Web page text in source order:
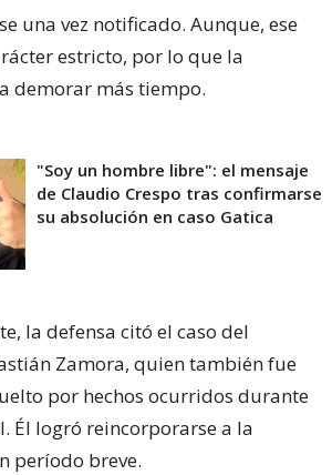
una vez notificado. Aunque, ese
estricto, por lo que la
demorar más tiempo.
"Soy un hombre libre": el mensaje
de Claudio Crespo tras confirmarse
su absolución en caso Gatica
la defensa citó el caso del
Zamora, quien también fue
por hechos ocurridos durante
Él logró reincorporarse a la
período breve.